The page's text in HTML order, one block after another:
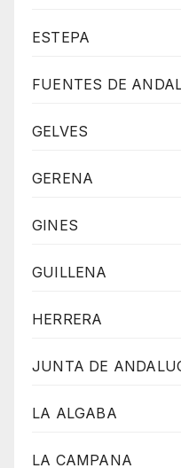
ESTEPA
FUENTES DE
GELVES
GERENA
GINES
GUILLENA
HERRERA
JUNTA DE
LA ALGABA
LA CAMPANA